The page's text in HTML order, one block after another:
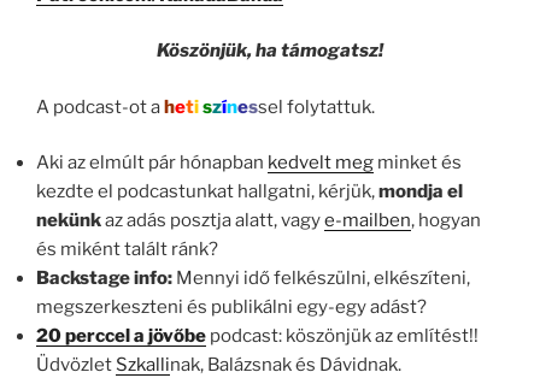
Köszönjük, ha támogatsz!
A podcast-ot ahetiszínessel folytattuk.
Aki az elmúlt pár hónapban kedvelt meg minket és
kezdte el podcastunkat hallgatni, kérjük,mondja el
nekünkaz adás posztja alatt, vagye-mailben, hogyan
és miként talált ránk?
Backstage info: Mennyi idő felkészülni, elkészíteni,
megszerkeszteni és publikálni egy-egy adást?
20 perccel a jövőbe podcast: köszönjük az említést!!
Üdvözlet Szkallinak, Balázsnak és Dávidnak.